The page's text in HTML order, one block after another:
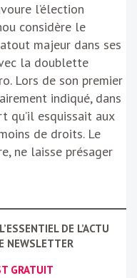
l’élection
considère le
majeur dans ses
la doublette
Lors de son premier
indiqué, dans
qu’il esquissait aux
de droits. Le
ne laisse présager
DE L’ACTU
NEWSLETTER
GRATUIT